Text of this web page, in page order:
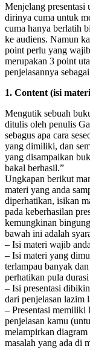
Menjelang presentasi
dirinya cuma untuk
cuma hanya berlatih
ke audiens. Namun
point perlu yang
merupakan 3 point
penjelasannya
1. Content (isi
Mengutik sebuah
ditulis oleh penulis
sebagus apa cara
yang dimiliki, dan
yang disampaikan
bakal berhasil.”
Ungkapan berikut
materi yang anda
diperhatikan, isikan
pada keberhasilan
kemungkinan
bawah ini adalah
– Isi materi wajib
– Isi materi yang
terlampau banyak
perhatikan pula
– Isi presentasi
dari penjelasan lazim
– Presentasi memiliki
penjelasan kamu
melampirkan
masalah yang ada di